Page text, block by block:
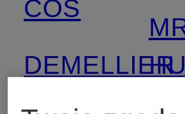
COS
DEMELLIER